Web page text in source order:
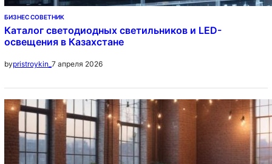
БИЗНЕС СОВЕТНИК
Каталог светодиодных светильников и LED-
освещения в Казахстане
bypristroykin_ 7 апреля 2026